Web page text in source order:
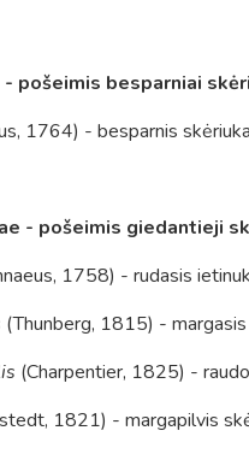
pošeimis besparniai
1764) - besparnis
- pošeimis giedantieji
1758) - rudasis
(Thunberg, 1815) -
(Charpentier, 1825) -
1821) - margapilvis